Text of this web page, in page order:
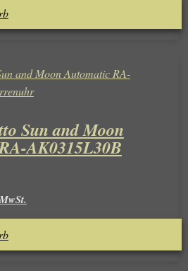
Sun and Moon
AK0315L30B